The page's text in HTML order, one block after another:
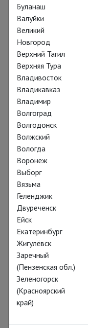
Буланаш
Валуйки
Великий
Новгород
Верхний Тагил
Верхняя Тура
Владивосток
Владикавказ
Владимир
Волгоград
Волгодонск
Волжский
Вологда
Воронеж
Выборг
Вязьма
Геленджик
Двуреченск
Ейск
Екатеринбург
Жигулёвск
Заречный
(Пензенская обл.)
Зеленогорск
(Красноярский
край)